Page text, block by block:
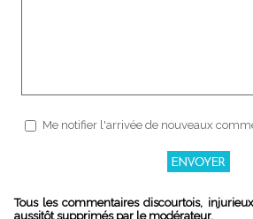
Me notifier l'arrivée de nouveaux
Tous les commentaires discourtois,
aussitôt supprimés par le modérateur.